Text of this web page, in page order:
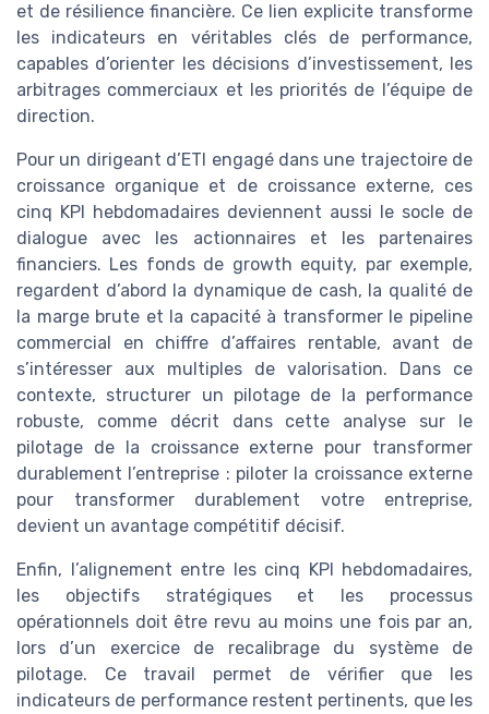
et de résilience financière. Ce lien explicite transforme
les indicateurs en véritables clés de performance,
capables d’orienter les décisions d’investissement, les
arbitrages commerciaux et les priorités de l’équipe de
direction.
Pour un dirigeant d’ETI engagé dans une trajectoire de
croissance organique et de croissance externe, ces
cinq KPI hebdomadaires deviennent aussi le socle de
dialogue avec les actionnaires et les partenaires
financiers. Les fonds de growth equity, par exemple,
regardent d’abord la dynamique de cash, la qualité de
la marge brute et la capacité à transformer le pipeline
commercial en chiffre d’affaires rentable, avant de
s’intéresser aux multiples de valorisation. Dans ce
contexte, structurer un pilotage de la performance
robuste, comme décrit dans cette analyse sur le
pilotage de la croissance externe pour transformer
durablement l’entreprise : piloter la croissance externe
pour transformer durablement votre entreprise,
devient un avantage compétitif décisif.
Enfin, l’alignement entre les cinq KPI hebdomadaires,
les objectifs stratégiques et les processus
opérationnels doit être revu au moins une fois par an,
lors d’un exercice de recalibrage du système de
pilotage. Ce travail permet de vérifier que les
indicateurs de performance restent pertinents, que les